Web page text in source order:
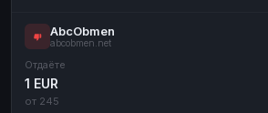
AbcObmen
abcobmen.net
Отдаёте
1 EUR
от 245